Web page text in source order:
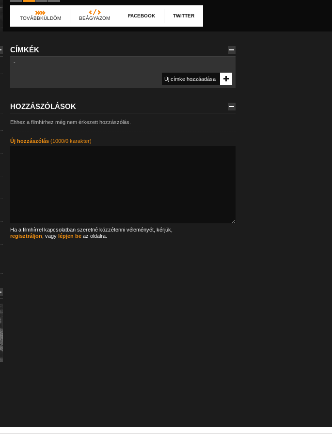
TOVÁBBKÜLDÖM BEÁGYAZOM FACEBOOK TWITTER
CÍMKÉK
-
HOZZÁSZÓLÁSOK
Ehhez a filmhírhez még nem érkezett hozzászólás.
Új hozzászólás(1000/0 karakter)
Ha a filmhírrel kapcsolatban szeretné közzétenni véleményét, kérjük,
regisztráljon , vagy lépjen beaz oldalra.